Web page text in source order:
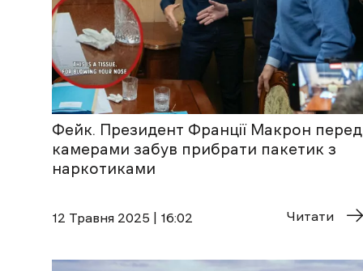
Фейк. Президент Франції Макрон перед
камерами забув прибрати пакетик з
наркотиками
12 Травня 2025 | 16:02 Читати